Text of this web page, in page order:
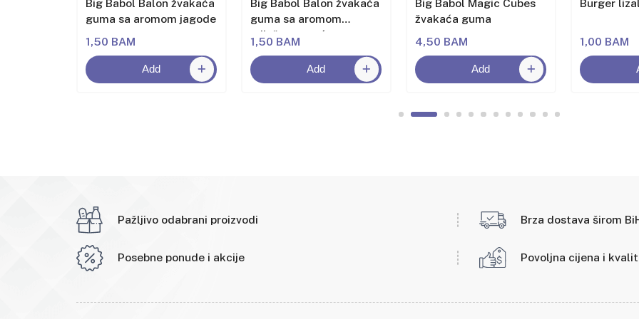
Big Babol Balon žvakaća
guma sa aromom jagode
1,50 BAM
Add
Big Babol Balon žvakaća
guma sa aromom
miješanog voća
1,50 BAM
Add
Big Babol Magic Cubes
žvakaća guma
4,50 BAM
Add
Burger
1,00 BAM
Pažljivo odabrani proizvodi Brza dostava širom
Posebne ponude i akcije Povoljna cijena i